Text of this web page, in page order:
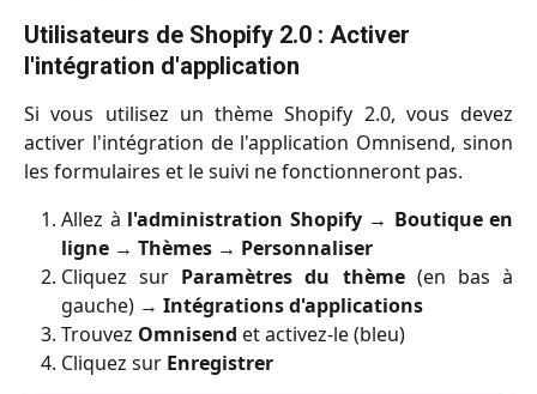
Utilisateurs de Shopify 2.0 : Activer
l'intégration d'application
Si vous utilisez un thème Shopify 2.0, vous devez
activer l'intégration de l'application Omnisend, sinon
les formulaires et le suivi ne fonctionneront pas.
Allez à l'administration Shopify → Boutique en
ligne → Thèmes → Personnaliser
Cliquez sur Paramètres du thème(en bas à
gauche) → Intégrations d'applications
Trouvez Omnisend et activez-le (bleu)
Cliquez sur Enregistrer